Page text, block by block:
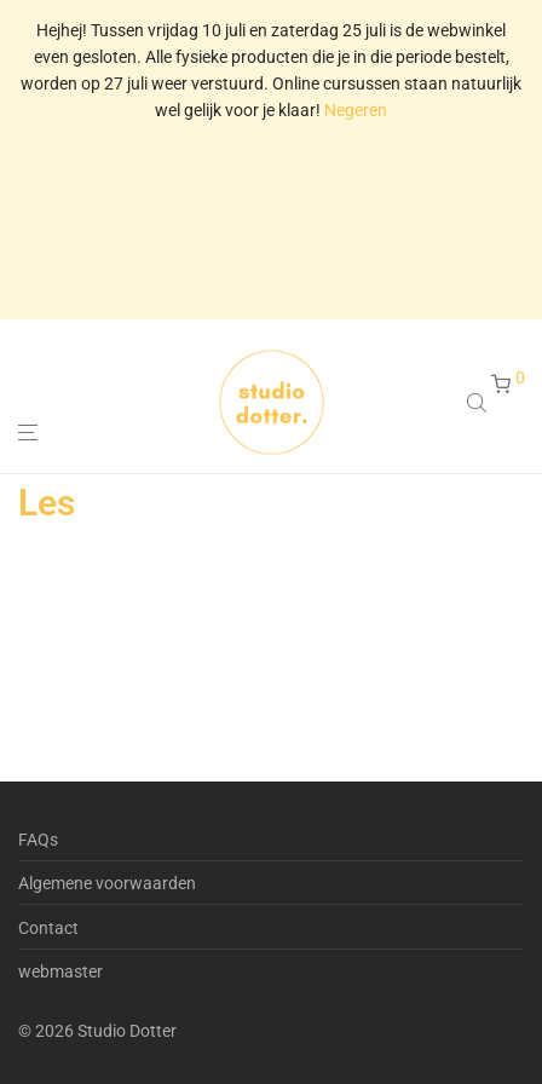
Hejhej! Tussen vrijdag 10 juli en zaterdag 25 juli is de webwinkel
even gesloten. Alle fysieke producten die je in die periode bestelt,
worden op 27 juli weer verstuurd. Online cursussen staan natuurlijk
wel gelijk voor je klaar! Negeren
0
Les
FAQs
Algemene voorwaarden
Contact
webmaster
©2026 Studio Dotter